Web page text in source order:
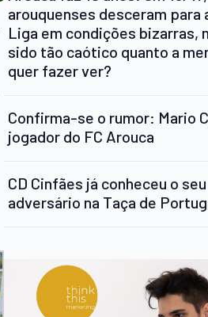
arouquenses desceram para
Liga em condições bizarras,
sido tão caótico quanto a
quer fazer ver?
Confirma-se o rumor: Mario
jogador do FC Arouca
CD Cinfães já conheceu o
adversário na Taça de